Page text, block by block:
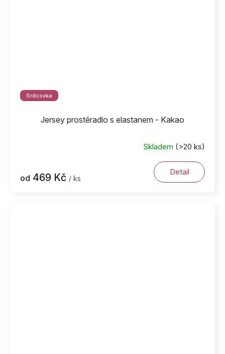
Srdcovka
Jersey prostěradlo s elastanem - Kakao
Skladem (>20 ks)
od 469 Kč / ks
Detail